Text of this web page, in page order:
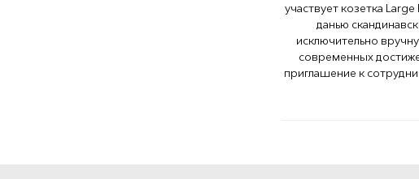
участвует козетка
данью
исключительно
современных
приглашение к